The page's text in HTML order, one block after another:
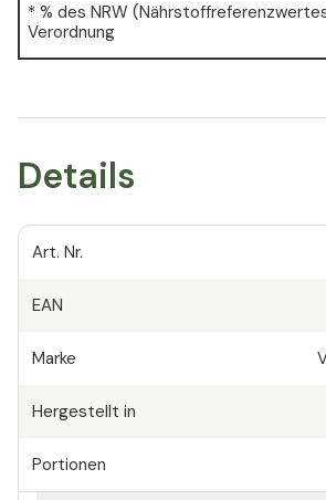
* % des NRW
Verordnung
Details
Art. Nr.
EAN
Marke
Hergestellt in
Portionen